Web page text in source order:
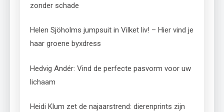
zonder schade
Helen Sjöholms jumpsuit in Vilket liv! – Hier vind je
haar groene byxdress
Hedvig Andér: Vind de perfecte pasvorm voor uw
lichaam
Heidi Klum zet de najaarstrend: dierenprints zijn